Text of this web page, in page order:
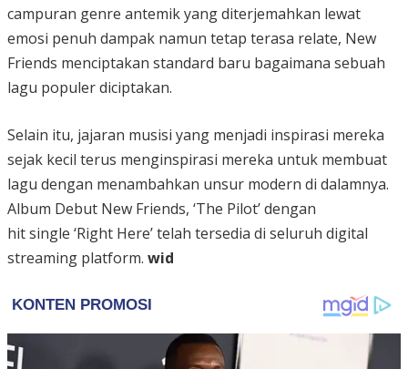
campuran genre antemik yang diterjemahkan lewat
emosi penuh dampak namun tetap terasa relate, New
Friends menciptakan standard baru bagaimana sebuah
lagu populer diciptakan.
Selain itu, jajaran musisi yang menjadi inspirasi mereka
sejak kecil terus menginspirasi mereka untuk membuat
lagu dengan menambahkan unsur modern di dalamnya.
Album Debut New Friends, ‘The Pilot’ dengan
hit single ‘Right Here’ telah tersedia di seluruh digital
streaming platform. wid